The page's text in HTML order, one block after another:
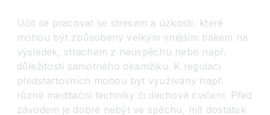
Učit se pracovat se stresem a úzkostí, které
mohou být způsobeny velkým vnějším tlakem na
výsledek, strachem z neúspěchu nebo např.
důležitostí samotného okamžiku. K regulaci
předstartovních mohou být využívány např.
různé meditační techniky či dechová cvičení. Před
závodem je dobré nebýt ve spěchu, mít dostatek